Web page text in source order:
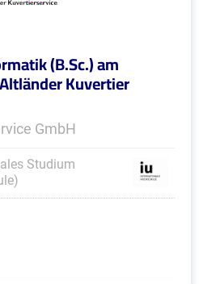
(B.Sc.) am
Kuvertier
GmbH
Studium